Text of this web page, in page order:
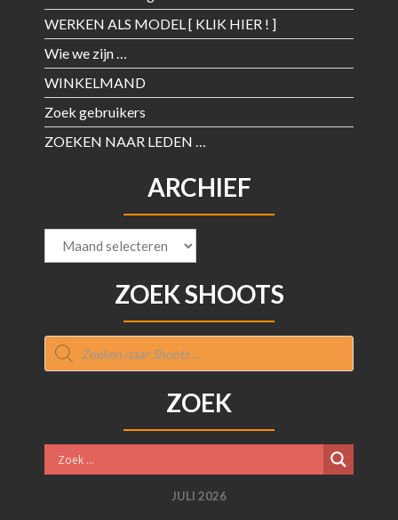
WERKEN ALS MODEL [ KLIK HIER ! ]
Wie we zijn …
WINKELMAND
Zoek gebruikers
ZOEKEN NAAR LEDEN …
ARCHIEF
Archief
ZOEK SHOOTS
Producten
zoeken
ZOEK
JULI 2026